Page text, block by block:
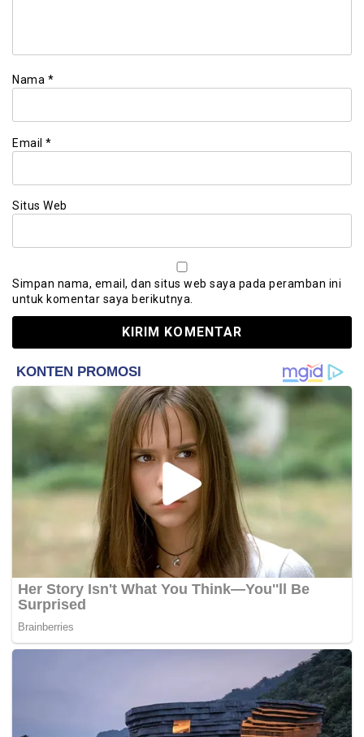
Nama *
Email *
Situs Web
Simpan nama, email, dan situs web saya pada peramban ini
untuk komentar saya berikutnya.